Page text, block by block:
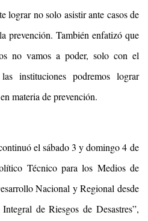
lograr no solo asistir ante casos de
prevención. También enfatizó que
no vamos a poder, solo con el
instituciones podremos lograr
materia de prevención.
el sábado 3 y domingo 4 de
Técnico para los Medios de
Nacional y Regional desde
de Riesgos de Desastres”,